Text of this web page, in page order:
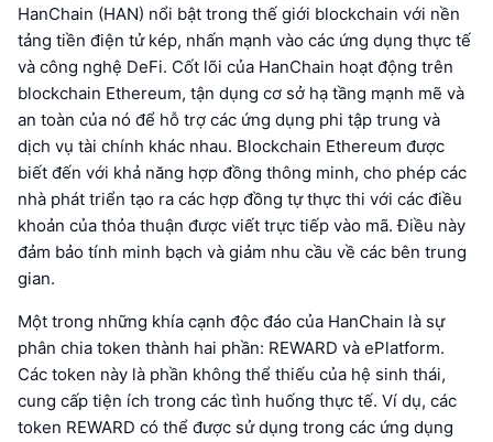
HanChain (HAN) nổi bật trong thế giới blockchain với nền
tảng tiền điện tử kép, nhấn mạnh vào các ứng dụng thực tế
và công nghệ DeFi. Cốt lõi của HanChain hoạt động trên
blockchain Ethereum, tận dụng cơ sở hạ tầng mạnh mẽ và
an toàn của nó để hỗ trợ các ứng dụng phi tập trung và
dịch vụ tài chính khác nhau. Blockchain Ethereum được
biết đến với khả năng hợp đồng thông minh, cho phép các
nhà phát triển tạo ra các hợp đồng tự thực thi với các điều
khoản của thỏa thuận được viết trực tiếp vào mã. Điều này
đảm bảo tính minh bạch và giảm nhu cầu về các bên trung
gian.
Một trong những khía cạnh độc đáo của HanChain là sự
phân chia token thành hai phần: REWARD và ePlatform.
Các token này là phần không thể thiếu của hệ sinh thái,
cung cấp tiện ích trong các tình huống thực tế. Ví dụ, các
token REWARD có thể được sử dụng trong các ứng dụng